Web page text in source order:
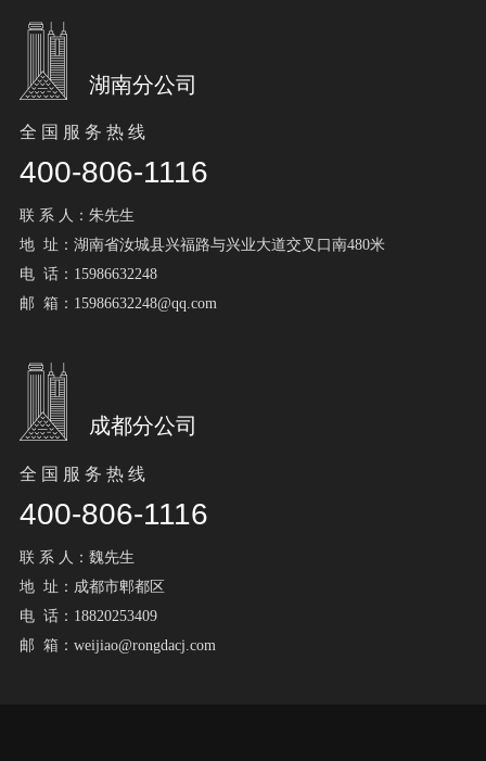
湖南分公司
全 国 服 务 热 线
400-806-1116
联 系 人：朱先生
地 址：湖南省汝城县兴福路与兴业大道交叉口南480米
电 话：15986632248
邮 箱：15986632248@qq.com
成都分公司
全 国 服 务 热 线
400-806-1116
联 系 人：魏先生
地 址：成都市郫都区
电 话：18820253409
邮 箱：weijiao@rongdacj.com